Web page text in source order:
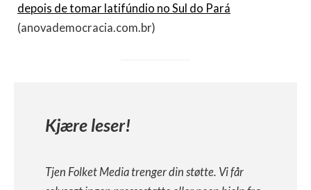
depois de tomar latifúndio no Sul do Pará
(anovademocracia.com.br)
Kjære leser!
Tjen Folket Media trenger din støtte. Vi får